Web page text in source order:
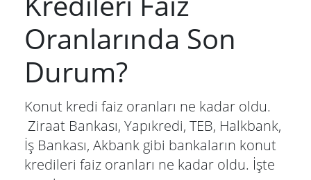
Oranlarında Son
Durum?
Konut kredi faiz oranları ne kadar oldu.
Ziraat Bankası, Yapıkredi, TEB, Halkbank,
İş Bankası, Akbank gibi bankaların konut
kredileri faiz oranları ne kadar oldu. İşte